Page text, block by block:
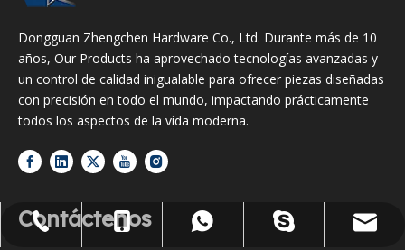
Dongguan Zhengchen Hardware Co., Ltd. Durante más de 10
años, Our Products ha aprovechado tecnologías avanzadas y
un control de calidad inigualable para ofrecer piezas diseñadas
con precisión en todo el mundo, impactando prácticamente
todos los aspectos de la vida moderna.
+86-769-85303229
+86-13763283864
+86-13763283864
galina910902
jennyguo@fazcwj.com
Contáctenos